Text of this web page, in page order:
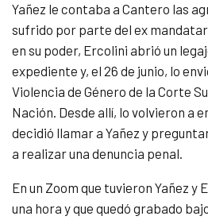
Yañez le contaba a Cantero las
sufrido por parte del ex
en su poder, Ercolini abrió un
expediente y, el 26 de junio, lo
Violencia de Género de la Corte
Nación. Desde allí, lo volvieron a
decidió llamar a Yañez y
a realizar una denuncia penal.
En un Zoom que tuvieron Yañez y
una hora y que quedó grabado